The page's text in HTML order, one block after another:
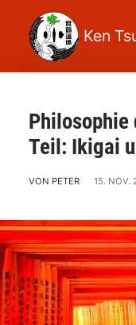
Philosophie
Teil: Ikigai
VON PETER 15. NOV.